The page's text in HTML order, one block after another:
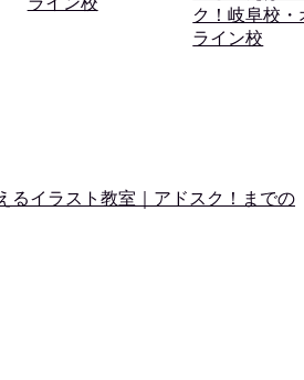
ク！岐阜校・
ライン校
るイラスト教室｜アドスク！までの